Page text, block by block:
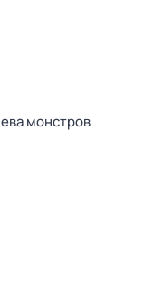
монстров